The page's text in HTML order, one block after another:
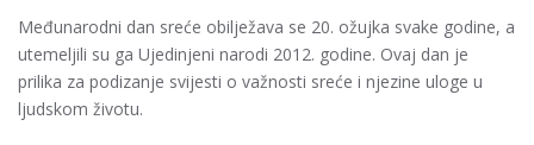
Međunarodni dan sreće obilježava se 20. ožujka svake godine, a
utemeljili su ga Ujedinjeni narodi 2012. godine. Ovaj dan je
prilika za podizanje svijesti o važnosti sreće i njezine uloge u
ljudskom životu.